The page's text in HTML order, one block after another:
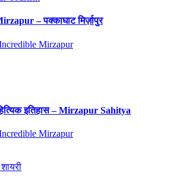
– पक्काघाट मिर्ज़ापुर
Mirzapur
इतिहास – Mirzapur Sahitya
Mirzapur